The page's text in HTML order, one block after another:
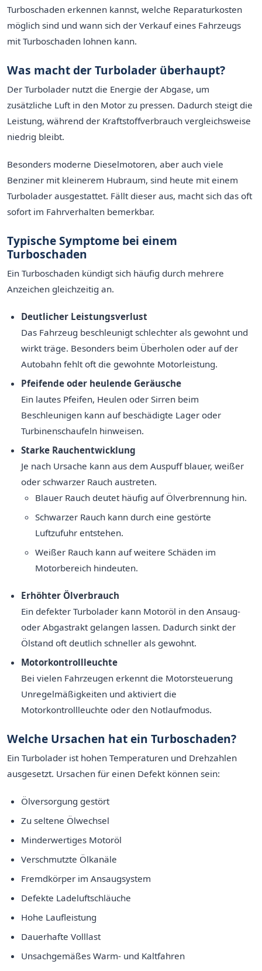
Turboschaden erkennen kannst, welche Reparaturkosten
möglich sind und wann sich der Verkauf eines Fahrzeugs
mit Turboschaden lohnen kann.
Was macht der Turbolader überhaupt?
Der Turbolader nutzt die Energie der Abgase, um
zusätzliche Luft in den Motor zu pressen. Dadurch steigt die
Leistung, während der Kraftstoffverbrauch vergleichsweise
niedrig bleibt.
Besonders moderne Dieselmotoren, aber auch viele
Benziner mit kleinerem Hubraum, sind heute mit einem
Turbolader ausgestattet. Fällt dieser aus, macht sich das oft
sofort im Fahrverhalten bemerkbar.
Typische Symptome bei einem
Turboschaden
Ein Turboschaden kündigt sich häufig durch mehrere
Anzeichen gleichzeitig an.
Deutlicher Leistungsverlust
Das Fahrzeug beschleunigt schlechter als gewohnt und
wirkt träge. Besonders beim Überholen oder auf der
Autobahn fehlt oft die gewohnte Motorleistung.
Pfeifende oder heulende Geräusche
Ein lautes Pfeifen, Heulen oder Sirren beim
Beschleunigen kann auf beschädigte Lager oder
Turbinenschaufeln hinweisen.
Starke Rauchentwicklung
Je nach Ursache kann aus dem Auspuff blauer, weißer
oder schwarzer Rauch austreten.
Blauer Rauch deutet häufig auf Ölverbrennung hin.
Schwarzer Rauch kann durch eine gestörte
Luftzufuhr entstehen.
Weißer Rauch kann auf weitere Schäden im
Motorbereich hindeuten.
Erhöhter Ölverbrauch
Ein defekter Turbolader kann Motoröl in den Ansaug-
oder Abgastrakt gelangen lassen. Dadurch sinkt der
Ölstand oft deutlich schneller als gewohnt.
Motorkontrollleuchte
Bei vielen Fahrzeugen erkennt die Motorsteuerung
Unregelmäßigkeiten und aktiviert die
Motorkontrollleuchte oder den Notlaufmodus.
Welche Ursachen hat ein Turboschaden?
Ein Turbolader ist hohen Temperaturen und Drehzahlen
ausgesetzt. Ursachen für einen Defekt können sein:
Ölversorgung gestört
Zu seltene Ölwechsel
Minderwertiges Motoröl
Verschmutzte Ölkanäle
Fremdkörper im Ansaugsystem
Defekte Ladeluftschläuche
Hohe Laufleistung
Dauerhafte Volllast
Unsachgemäßes Warm- und Kaltfahren